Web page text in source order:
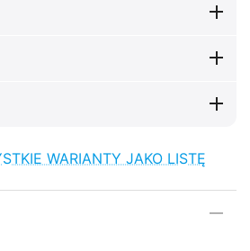
WARIANTY JAKO LISTĘ